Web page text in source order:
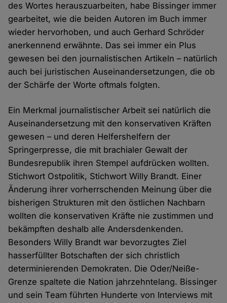
des Wortes herauszuarbeiten, habe Bissinger immer
gearbeitet, wie die beiden Autoren im Buch immer
wieder hervorhoben, und auch Gerhard Schröder
anerkennend erwähnte. Das sei immer ein Plus
gewesen bei den journalistischen Artikeln – natürlich
auch bei juristischen Auseinandersetzungen, die ob
der Schärfe der Worte oftmals folgten.
Ein Merkmal journalistischer Arbeit sei natürlich die
Auseinandersetzung mit den konservativen Kräften
gewesen – und deren Helfershelfern der
Springerpresse, die mit brachialer Gewalt der
Bundesrepublik ihren Stempel aufdrücken wollten.
Stichwort Ostpolitik, Stichwort Willy Brandt. Einer
Änderung ihrer vorherrschenden Meinung über die
bisherigen Strukturen mit den östlichen Nachbarn
wollten die konservativen Kräfte nie zustimmen und
bekämpften deshalb alle Andersdenkenden.
Besonders Willy Brandt war bevorzugtes Ziel
hasserfüllter Botschaften der sich christlich
determinierenden Demokraten. Die Oder/Neiße-
Grenze spaltete die Nation jahrzehntelang. Bissinger
und sein Team führten Hunderte von Interviews mit